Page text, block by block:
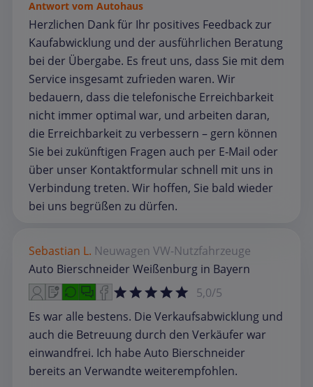
Antwort vom Autohaus
Herzlichen Dank für Ihr positives Feedback zur
Kaufabwicklung und der ausführlichen Beratung
bei der Übergabe. Es freut uns, dass Sie mit dem
Service insgesamt zufrieden waren. Wir
bedauern, dass die telefonische Erreichbarkeit
nicht immer optimal war, und arbeiten daran,
die Erreichbarkeit zu verbessern – gern können
Sie bei zukünftigen Fragen auch per E‑Mail oder
über unser Kontaktformular schnell mit uns in
Verbindung treten. Wir hoffen, Sie bald wieder
bei uns begrüßen zu dürfen.
Sebastian L. Neuwagen VW-Nutzfahrzeuge
Auto Bierschneider Weißenburg in Bayern
5,0/5
Es war alle bestens. Die Verkaufsabwicklung und
auch die Betreuung durch den Verkäufer war
einwandfrei. Ich habe Auto Bierschneider
bereits an Verwandte weiterempfohlen.